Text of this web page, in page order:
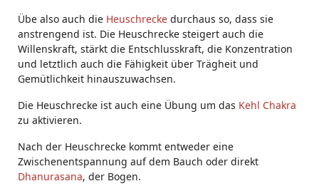
Übe also auch die Heuschrecke durchaus so, dass sie
anstrengend ist. Die Heuschrecke steigert auch die
Willenskraft, stärkt die Entschlusskraft, die Konzentration
und letztlich auch die Fähigkeit über Trägheit und
Gemütlichkeit hinauszuwachsen.
Die Heuschrecke ist auch eine Übung um das Kehl Chakra
zu aktivieren.
Nach der Heuschrecke kommt entweder eine
Zwischenentspannung auf dem Bauch oder direkt
Dhanurasana, der Bogen.